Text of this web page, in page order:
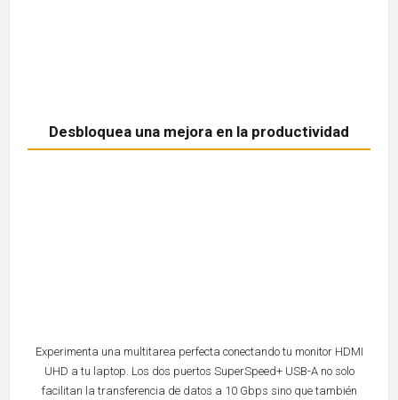
Desbloquea una mejora en la productividad
Experimenta una multitarea perfecta conectando tu monitor HDMI
UHD a tu laptop. Los dos puertos SuperSpeed+ USB-A no solo
facilitan la transferencia de datos a 10 Gbps sino que también